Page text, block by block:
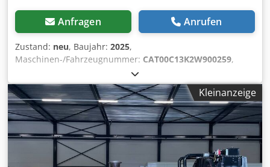
Anfragen Anrufen
Zustand: neu, Baujahr: 2025,
Maschinen-/Fahrzeugnummer: CAT00C13K2W900259,
, Motorenhersteller:
Verwendungszweck: Bauwesen Leergewicht: 4.667 kg
Generatorleistung: 400 kVA Abmessungen des Laderaums:
493 x 162 x 222 cm CE-Kennzeichnung: ja
Wassertankvolumen: 800 l Produktionsland: CN Wenden
Sie sich an Team DPX, um weitere Informationen zu
erhalten. = Weitere Optionen und Zubehör = - Battery -
Control Panel Djdpfoy T Uwdsx Agrock - Stahldach - Tanker
Kleinanzeige